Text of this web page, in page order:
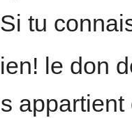
tu
le don